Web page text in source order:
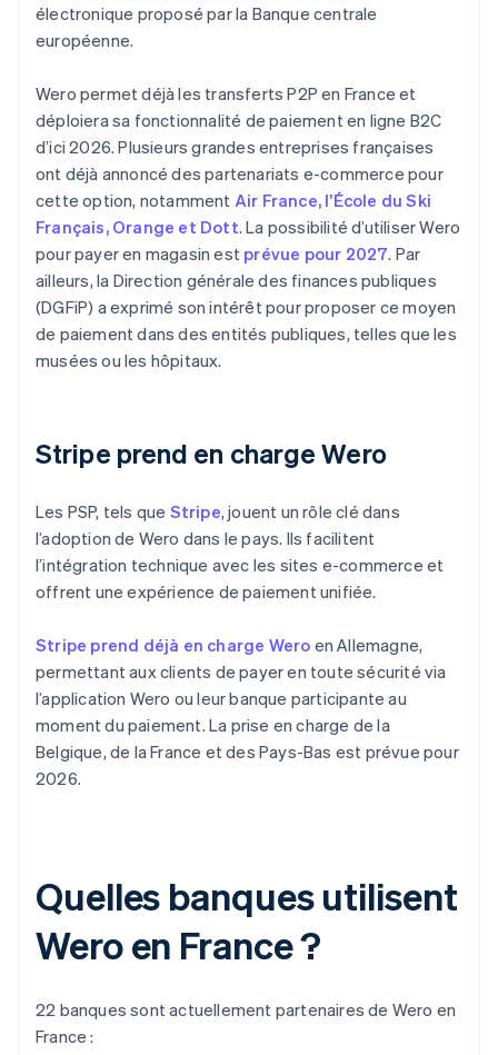
électronique proposé par la Banque centrale
européenne.
Wero permet déjà les transferts P2P en France et
déploiera sa fonctionnalité de paiement en ligne B2C
d’ici 2026. Plusieurs grandes entreprises françaises
ont déjà annoncé des partenariats e-commerce pour
cette option, notamment Air France, l’École du Ski
Français, Orange et Dott. La possibilité d’utiliser Wero
pour payer en magasin est prévue pour 2027. Par
ailleurs, la Direction générale des finances publiques
(DGFiP) a exprimé son intérêt pour proposer ce moyen
de paiement dans des entités publiques, telles que les
musées ou les hôpitaux.
Stripe prend en charge Wero
Les PSP, tels que Stripe, jouent un rôle clé dans
l’adoption de Wero dans le pays. Ils facilitent
l’intégration technique avec les sites e-commerce et
offrent une expérience de paiement unifiée.
Stripe prend déjà en charge Wero en Allemagne,
permettant aux clients de payer en toute sécurité via
l’application Wero ou leur banque participante au
moment du paiement. La prise en charge de la
Belgique, de la France et des Pays-Bas est prévue pour
2026.
Quelles banques utilisent
Wero en France ?
22 banques sont actuellement partenaires de Wero en
France :